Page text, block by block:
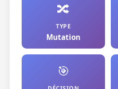
🔀
TYPE
Mutation
🎯